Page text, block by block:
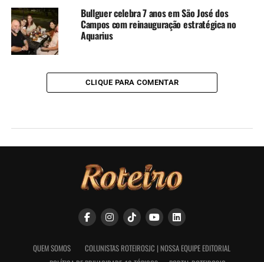
Bullguer celebra 7 anos em São José dos
Campos com reinauguração estratégica no
Aquarius
CLIQUE PARA COMENTAR
QUEM SOMOS
COLUNISTAS ROTEIROSJC | NOSSA EQUIPE EDITORIAL